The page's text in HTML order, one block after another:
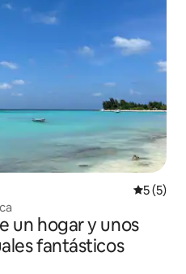
5 (5)
un hogar y unos
fantásticos